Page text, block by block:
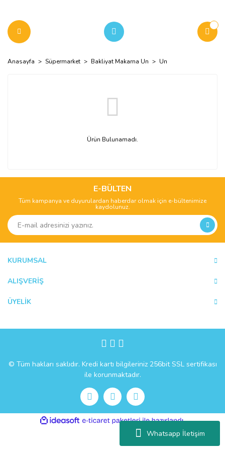
Whatsapp İletişim
Anasayfa Süpermarket Bakliyat Makarna Un Un
Ürün Bulunamadı.
E-BÜLTEN
Tüm kampanya ve duyurulardan haberdar olmak için e-bültenimize
kaydolunuz.
KURUMSAL
ALIŞVERİŞ
ÜYELİK
© Tüm hakları saklıdır. Kredi kartı bilgileriniz 256bit SSL sertifikası
ile korunmaktadır.
ideasoft
e-
ticaret
paketleri
ile
hazırlandı.